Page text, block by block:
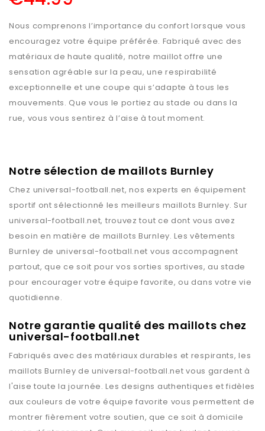
Nous comprenons l’importance du confort lorsque vous
encouragez votre équipe préférée. Fabriqué avec des
matériaux de haute qualité, notre maillot offre une
sensation agréable sur la peau, une respirabilité
exceptionnelle et une coupe qui s’adapte à tous les
mouvements. Que vous le portiez au stade ou dans la
rue, vous vous sentirez à l’aise à tout moment.
Notre sélection de maillots Burnley
Chez universal-football.net, nos experts en équipement
sportif ont sélectionné les meilleurs maillots Burnley. Sur
universal-football.net, trouvez tout ce dont vous avez
besoin en matière de maillots Burnley. Les vêtements
Burnley de universal-football.net vous accompagnent
partout, que ce soit pour vos sorties sportives, au stade
pour encourager votre équipe favorite, ou dans votre vie
quotidienne.
Notre garantie qualité des maillots chez
universal-football.net
Fabriqués avec des matériaux durables et respirants, les
maillotsBurnley deuniversal-football.net vous gardent à
l'aise toute la journée. Les designs authentiques et fidèles
aux couleurs de votre équipe favorite vous permettent de
montrer fièrement votre soutien, que ce soit à domicile